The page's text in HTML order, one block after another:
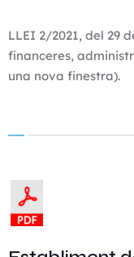
LLEI 2/2021, del 29
financeres,
una nova finestra).